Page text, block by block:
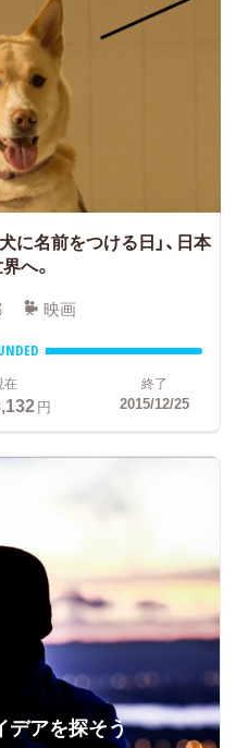
に名前をつける日」、日本
へ。
映画
在
円
終了
2015/12/25
デアを探そう